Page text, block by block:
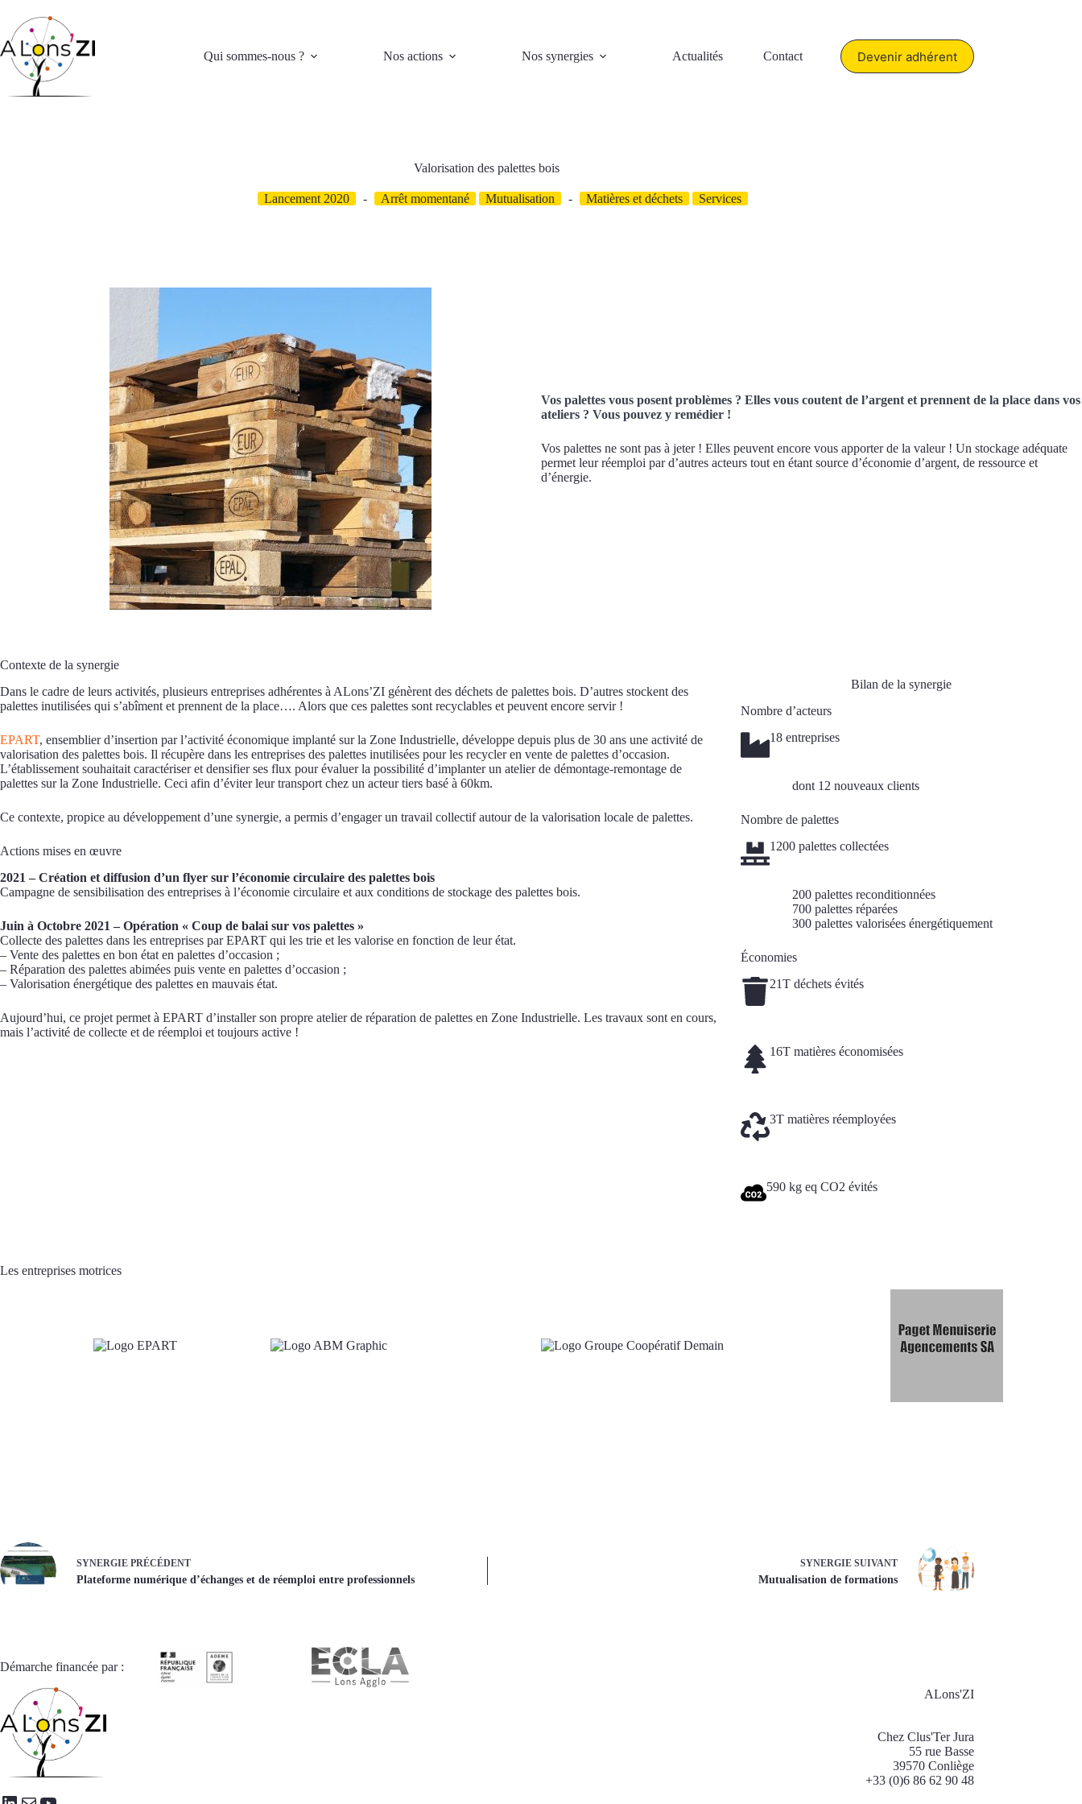
contenu
Qui sommes-nous ?
Nos actions Nos synergies Actualités Contact Devenir adhérent
Valorisation des palettes bois
Lancement 2020 Arrêt momentané Mutualisation Matières et déchets Services
Vos palettes vous posent problèmes ? Elles vous coutent de l’argent et prennent de la place dans vos
ateliers ? Vous pouvez y remédier !
Vos palettes ne sont pas à jeter ! Elles peuvent encore vous apporter de la valeur ! Un stockage adéquate
permet leur réemploi par d’autres acteurs tout en étant source d’économie d’argent, de ressource et
d’énergie.
Contexte de la synergie
Dans le cadre de leurs activités, plusieurs entreprises adhérentes à ALons’ZI génèrent des déchets de palettes bois. D’autres stockent des
palettes inutilisées qui s’abîment et prennent de la place…. Alors que ces palettes sont recyclables et peuvent encore servir !
EPART, ensemblier d’insertion par l’activité économique implanté sur la Zone Industrielle, développe depuis plus de 30 ans une activité de
valorisation des palettes bois. Il récupère dans les entreprises des palettes inutilisées pour les recycler en vente de palettes d’occasion.
L’établissement souhaitait caractériser et densifier ses flux pour évaluer la possibilité d’implanter un atelier de démontage-remontage de
palettes sur la Zone Industrielle. Ceci afin d’éviter leur transport chez un acteur tiers basé à 60km.
Ce contexte, propice au développement d’une synergie, a permis d’engager un travail collectif autour de la valorisation locale de palettes.
Actions mises en œuvre
2021 – Création et diffusion d’un flyer sur l’économie circulaire des palettes bois
Campagne de sensibilisation des entreprises à l’économie circulaire et aux conditions de stockage des palettes bois.
Juin à Octobre 2021 – Opération « Coup de balai sur vos palettes »
Collecte des palettes dans les entreprises par EPART qui les trie et les valorise en fonction de leur état.
– Vente des palettes en bon état en palettes d’occasion ;
– Réparation des palettes abimées puis vente en palettes d’occasion ;
– Valorisation énergétique des palettes en mauvais état.
Aujourd’hui, ce projet permet à EPART d’installer son propre atelier de réparation de palettes en Zone Industrielle. Les travaux sont en cours,
mais l’activité de collecte et de réemploi et toujours active !
Bilan de la synergie
Nombre d’acteurs
18 entreprises
dont 12 nouveaux clients
Nombre de palettes
1200 palettes collectées
200 palettes reconditionnées
700 palettes réparées
300 palettes valorisées énergétiquement
Économies
21T déchets évités
16T matières économisées
3T matières réemployées
590 kg eq CO2 évités
Les entreprises motrices
SYNERGIE PRÉCÉDENT
Plateforme numérique d’échanges et de réemploi entre professionnels
SYNERGIESUIVANT
Mutualisation de formations
Démarche financée par :
ALons'ZI
Chez Clus'Ter Jura
55 rue Basse
39570 Conliège
+33 (0)6 86 62 90 48